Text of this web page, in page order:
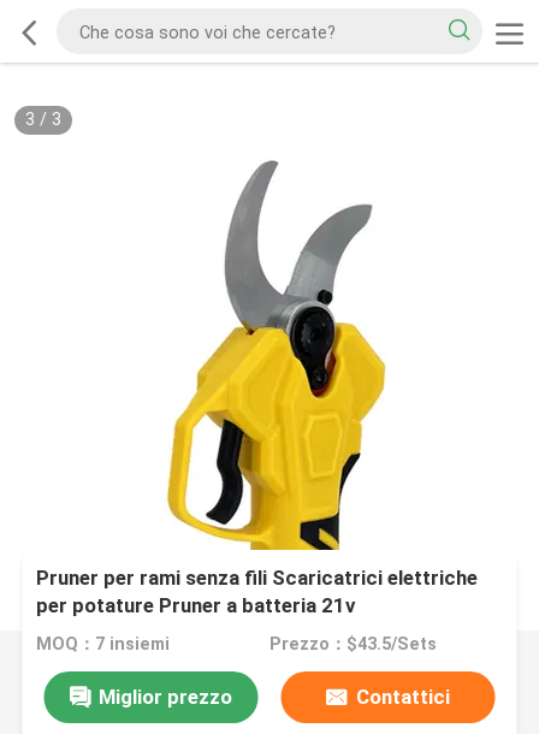
3 / 3
Pruner per rami senza fili Scaricatrici elettriche
per potature Pruner a batteria 21v
MOQ：7 insiemi Prezzo：$43.5/Sets
Miglior prezzo Contattici